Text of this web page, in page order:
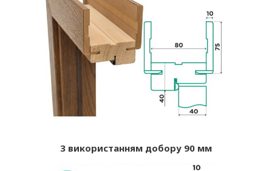
З використанням добору 90 мм